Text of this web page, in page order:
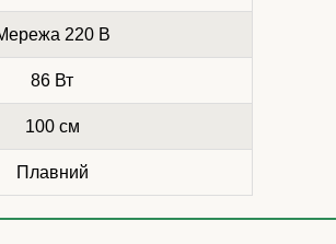
220 В
86 Вт
100 см
Плавний